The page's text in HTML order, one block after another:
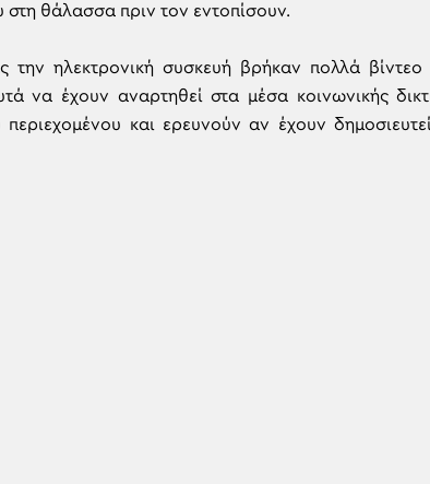
στη θάλασσα πριν τον εντοπίσουν.
την ηλεκτρονική συσκευή βρήκαν πολλά βίντεο
να έχουν αναρτηθεί στα μέσα κοινωνικής
περιεχομένου και ερευνούν αν έχουν